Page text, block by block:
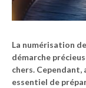
La numérisation
démarche
chers. Cependant,
essentiel de